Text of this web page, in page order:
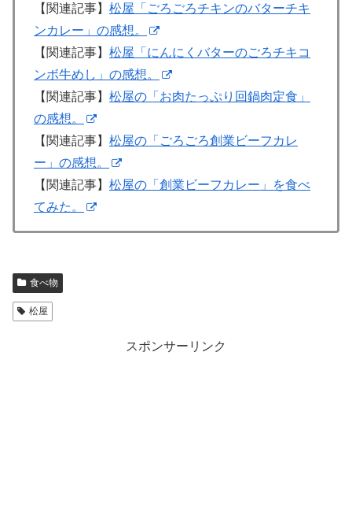
【関連記事】 松屋「ごろごろチキンのバターチキ
ンカレー」の感想。
【関連記事】 松屋「にんにくバターのごろチキコ
ンボ牛めし」の感想。
【関連記事】 松屋の「お肉たっぷり回鍋肉定食」
の感想。
【関連記事】 松屋の「ごろごろ創業ビーフカレ
ー」の感想。
【関連記事】 松屋の「創業ビーフカレー」を食べ
てみた。
食べ物
松屋
スポンサーリンク